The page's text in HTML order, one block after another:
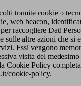
tramite cookie o
web beacon,
raccogliere Dati
sulle altre azioni che si
Essi vengono
visita del
Cookie Policy
cookie-policy.